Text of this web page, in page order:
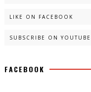
LIKE ON FACEBOOK
SUBSCRIBE ON YOUTUBE
FACEBOOK